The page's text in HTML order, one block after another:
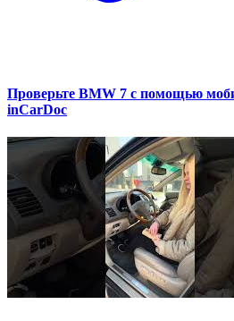
Проверьте BMW 7 с помощью
inCarDoc